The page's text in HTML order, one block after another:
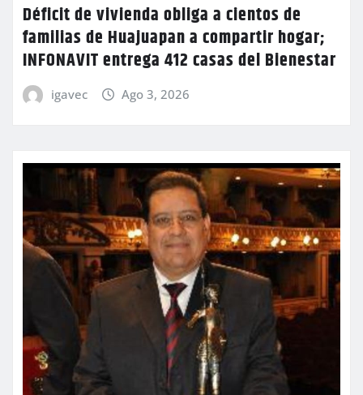
Déficit de vivienda obliga a cientos de
familias de Huajuapan a compartir hogar;
INFONAVIT entrega 412 casas del Bienestar
igavec Ago 3, 2026